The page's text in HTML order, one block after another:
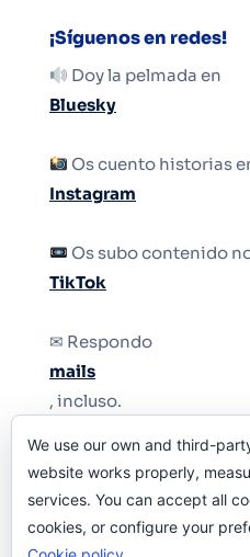
¡Síguenos en redes!
Doy la pelmada en
Bluesky
Os cuento historias
Instagram
Os subo contenido
TikTok
✉ Respondo
mails
, incluso.
Y si una persona no
le quiten el teléfono.
We use our own and third-
website works properly,
services. You can accept all
cookies, or configure your